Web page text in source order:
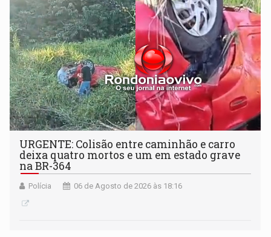
URGENTE: Colisão entre caminhão e carro
deixa quatro mortos e um em estado grave
na BR-364
Polícia 06 de Agosto de 2026 às 18:16